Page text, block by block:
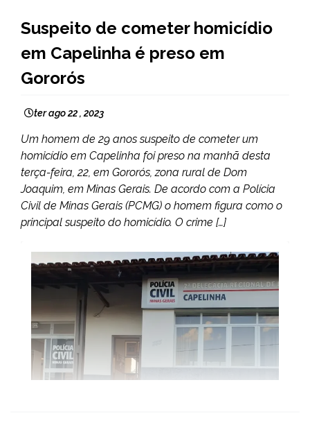
Suspeito de cometer homicídio
em Capelinha é preso em
Gororós
ter ago 22 , 2023
Um homem de 29 anos suspeito de cometer um
homicídio em Capelinha foi preso na manhã desta
terça-feira, 22, em Gororós, zona rural de Dom
Joaquim, em Minas Gerais. De acordo com a Polícia
Civil de Minas Gerais (PCMG) o homem figura como o
principal suspeito do homicídio. O crime […]